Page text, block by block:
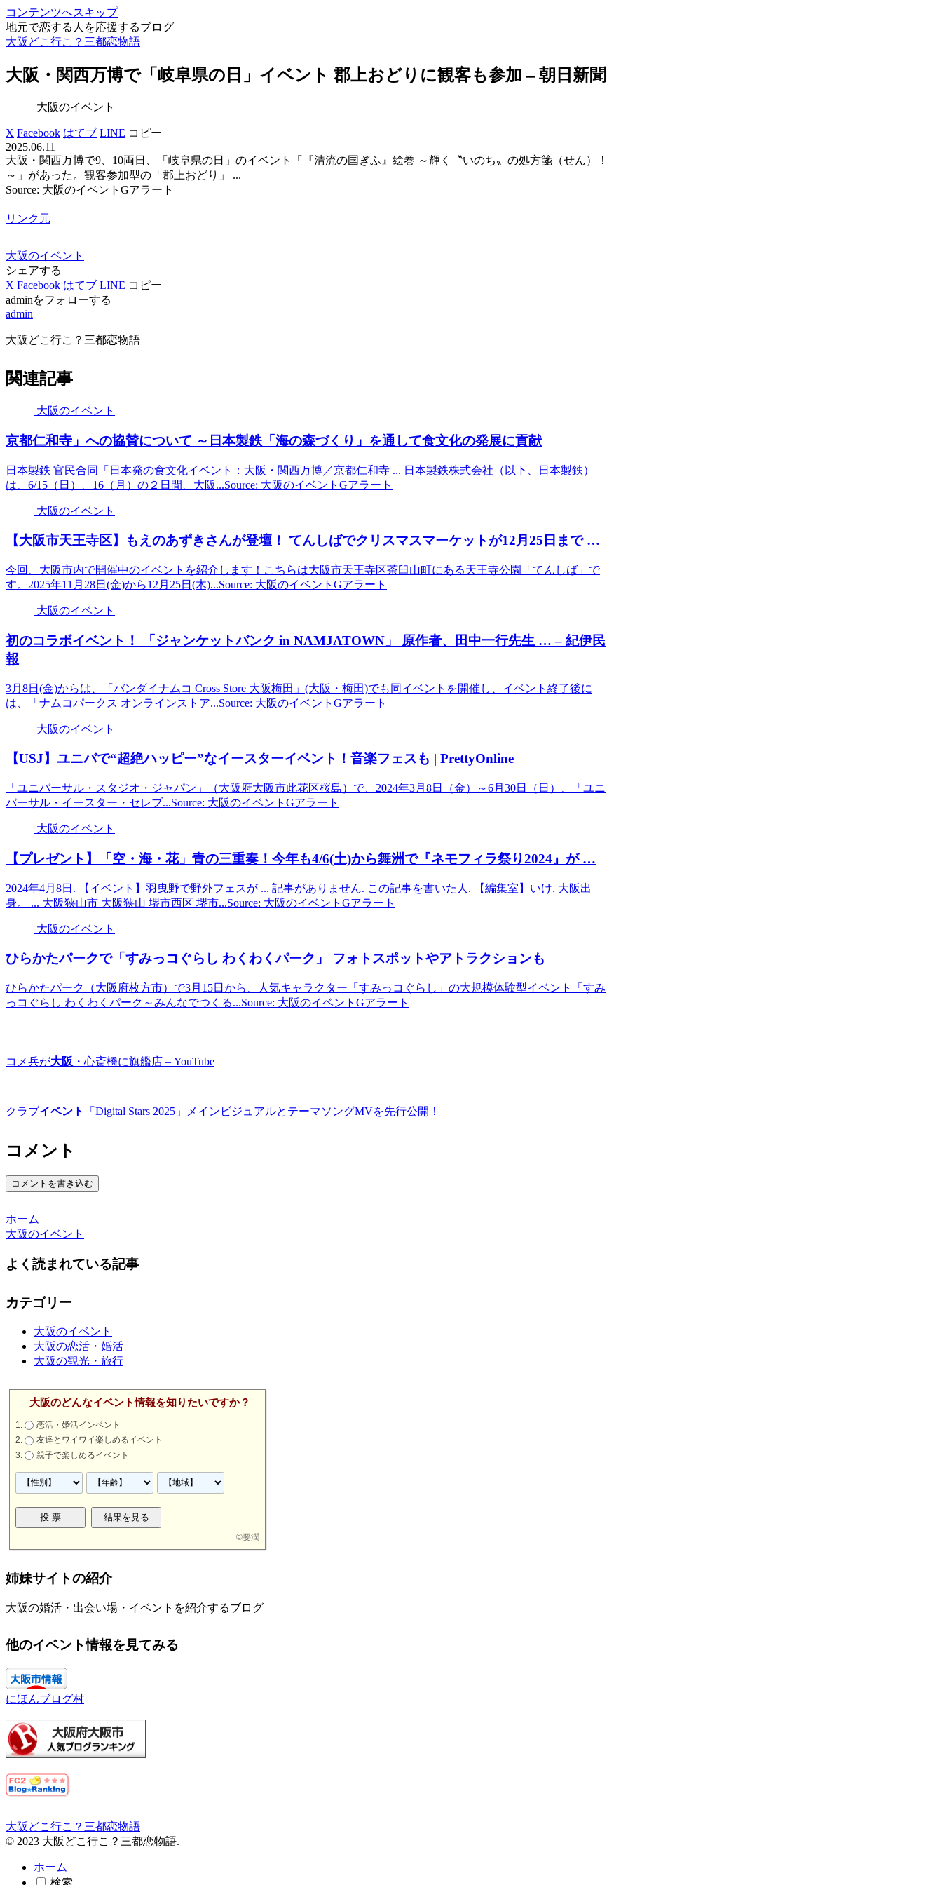
コンテンツへスキップ
地元で恋する人を応援するブログ
大阪どこ行こ？三都恋物語
大阪 ・関西万博で「岐阜県の日」 イベント 郡上おどりに観客も参加 – 朝日新聞
大阪のイベント
X Facebook はてブ LINE コピー
2025.06.11
大阪・関西万博で9、10両日、「岐阜県の日」のイベント「『清流の国ぎふ』絵巻 ～輝く〝いのち〟の処方箋（せん）！
～」があった。観客参加型の「郡上おどり」 ...
Source: 大阪のイベントGアラート
リンク元
大阪のイベント
シェアする
X Facebook はてブ LINE コピー
adminをフォローする
admin
大阪どこ行こ？三都恋物語
関連記事
大阪のイベント
京都仁和寺」への協賛について ～日本製鉄「海の森づくり」を通して食文化の発展に貢献
日本製鉄 官民合同「日本発の食文化イベント：大阪・関西万博／京都仁和寺 ... 日本製鉄株式会社（以下、日本製鉄）
は、6/15（日）、16（月）の２日間、大阪...Source: 大阪のイベントGアラート
大阪のイベント
【大阪市天王寺区】もえのあずきさんが登壇！ てんしばでクリスマスマーケットが12月25日まで …
今回、大阪市内で開催中のイベントを紹介します！こちらは大阪市天王寺区茶臼山町にある天王寺公園「てんしば」で
す。2025年11月28日(金)から12月25日(木)...Source: 大阪のイベントGアラート
大阪のイベント
初のコラボイベント ！ 「ジャンケットバンク in NAMJATOWN」 原作者、田中一行先生 … – 紀伊民
報
3月8日(金)からは、「バンダイナムコ Cross Store 大阪梅田」(大阪・梅田)でも同イベントを開催し、イベント終了後に
は、「ナムコパークス オンラインストア...Source: 大阪のイベントGアラート
大阪のイベント
【USJ】ユニバで“超絶ハッピー”なイースターイベント ！音楽フェスも | PrettyOnline
「ユニバーサル・スタジオ・ジャパン」（大阪府大阪市此花区桜島）で、2024年3月8日（金）～6月30日（日）、「ユニ
バーサル・イースター・セレブ...Source: 大阪のイベントGアラート
大阪のイベント
【プレゼント】「空・海・花」青の三重奏！今年も4/6(土)から舞洲で『ネモフィラ祭り2024』が …
2024年4月8日. 【イベント】羽曳野で野外フェスが ... 記事がありません. この記事を書いた人. 【編集室】いけ. 大阪出
身。 ... 大阪狭山市 大阪狭山 堺市西区 堺市...Source: 大阪のイベントGアラート
大阪のイベント
ひらかたパークで「すみっコぐらし わくわくパーク」 フォトスポットやアトラクションも
ひらかたパーク（大阪府枚方市）で3月15日から、人気キャラクター「すみっコぐらし」の大規模体験型イベント「すみ
っコぐらし わくわくパーク～みんなでつくる...Source: 大阪のイベントGアラート
コメ兵が大阪 ・心斎橋に旗艦店 – YouTube
クラブイベント 「Digital Stars 2025」メインビジュアルとテーマソングMVを先行公開！
コメント
コメントを書き込む
ホーム
大阪のイベント
よく読まれている記事
カテゴリー
大阪のイベント
大阪の恋活・婚活
大阪の観光・旅行
大阪のどんなイベント情報を知りたいですか？
恋活・婚活インベント
友達とワイワイ楽しめるイベント
親子で楽しめるイベント
©要潤
姉妹サイトの紹介
大阪の婚活・出会い場・イベントを紹介するブログ
他のイベント情報を見てみる
にほんブログ村
大阪どこ行こ？三都恋物語
© 2023 大阪どこ行こ？三都恋物語.
ホーム